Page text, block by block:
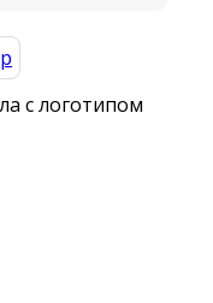
с логотипом